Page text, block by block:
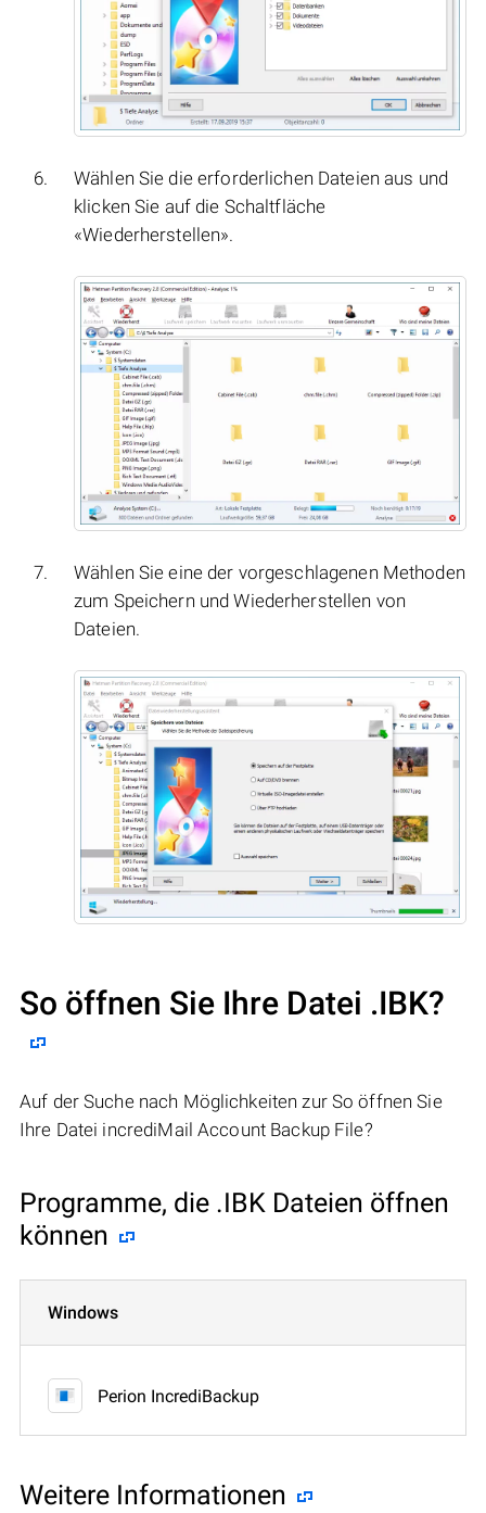
Wählen Sie die erforderlichen Dateien aus und
klicken Sie auf die Schaltfläche
«Wiederherstellen».
Wählen Sie eine der vorgeschlagenen Methoden
zum Speichern und Wiederherstellen von
Dateien.
So öffnen Sie Ihre Datei .IBK?
Auf der Suche nach Möglichkeiten zur So öffnen Sie
Ihre Datei incrediMail Account Backup File?
Programme, die .IBK Dateien öffnen
können
Windows
Perion IncrediBackup
Weitere Informationen